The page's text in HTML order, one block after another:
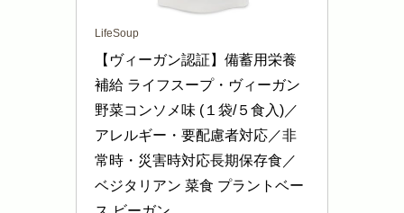
LifeSoup
【ヴィーガン認証】備蓄用栄養
補給 ライフスープ・ヴィーガン
野菜コンソメ味 (１袋/５食入)／
アレルギー・要配慮者対応／非
常時・災害時対応長期保存食／
ベジタリアン 菜食 プラントベー